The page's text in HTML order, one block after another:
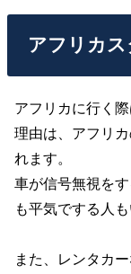
アフリカ
アフリカに行く
理由は、アフリ
れます。
車が信号無視を
も平気でする人も
また、レンタカ